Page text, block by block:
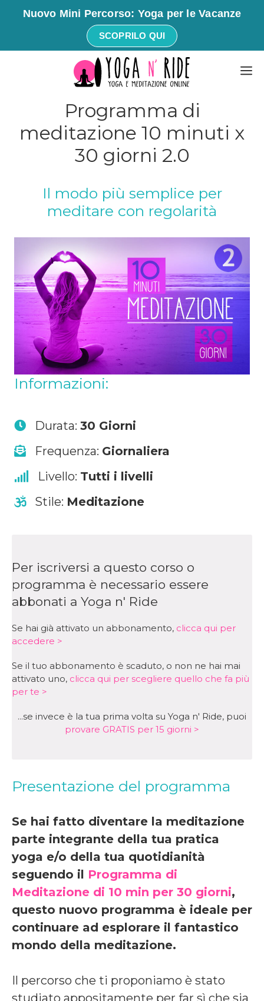
Nuovo Mini Percorso: Yoga per le Vacanze
SCOPRILO QUI
Programma di
meditazione 10 minuti x
30 giorni 2.0
Il modo più semplice per
meditare con regolarità
Informazioni:
Durata: 30 Giorni
Frequenza: Giornaliera
Livello: Tutti i livelli
Stile: Meditazione
Per iscriversi a questo corso o
programma è necessario essere
abbonati a Yoga n' Ride
Se hai già attivato un abbonamento, clicca qui per
accedere >
Se il tuo abbonamento è scaduto, o non ne hai mai
attivato uno, clicca qui per scegliere quello che fa più
per te >
...se invece è la tua prima volta su Yoga n' Ride, puoi
provare GRATIS per 15 giorni >
Presentazione del programma
Se hai fatto diventare la meditazione
parte integrante della tua pratica
yoga e/o della tua quotidianità
seguendo il Programma di
Meditazione di 10 min per 30 giorni,
questo nuovo programma è ideale per
continuare ad esplorare il fantastico
mondo della meditazione.
Il percorso che ti proponiamo è stato
studiato appositamente per far sì che sia